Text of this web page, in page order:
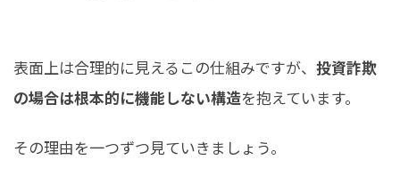
表面上は合理的に見えるこの仕組みですが、 投資詐欺
の場合は根本的に機能しない構造を抱えています。
その理由を一つずつ見ていきましょう。